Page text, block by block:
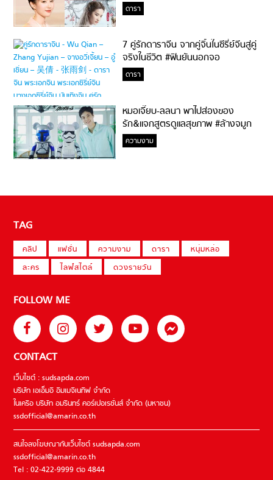
ดารา
7 คู่รักดาราจีน จากคู่จิ้นในซีรี่ย์จีนสู่คู่
จริงในชีวิต #ฟินยันนอกจอ
ดารา
หมอเจี๊ยบ-ลลนา พาไปส่องของ
รัก&แจกสูตรดูแลสุขภาพ #ล้างจมูก
ไม่ยากจะสอนให้
ความงาม
TAG
คลิป แฟชั่น ความงาม ดารา
หนุ่มหล่อ
ละคร
ไลฟ์สไตล์ ดวงรายวัน
FOLLOW ME
CONTACT
เว็บไซต์ : sudsapda.com
บริษัท เอเอ็มอี อิมเมจิเนทีฟ จำกัด
ในเครือ บริษัท อมรินทร์ คอร์เปอเรชั่นส์ จำกัด (มหาชน)
ssdofficial@amarin.co.th
สนใจลงโฆษณากับเว็บไซต์ sudsapda.com
ssdofficial@amarin.co.th
Tel : 02-422-9999 ต่อ 4844